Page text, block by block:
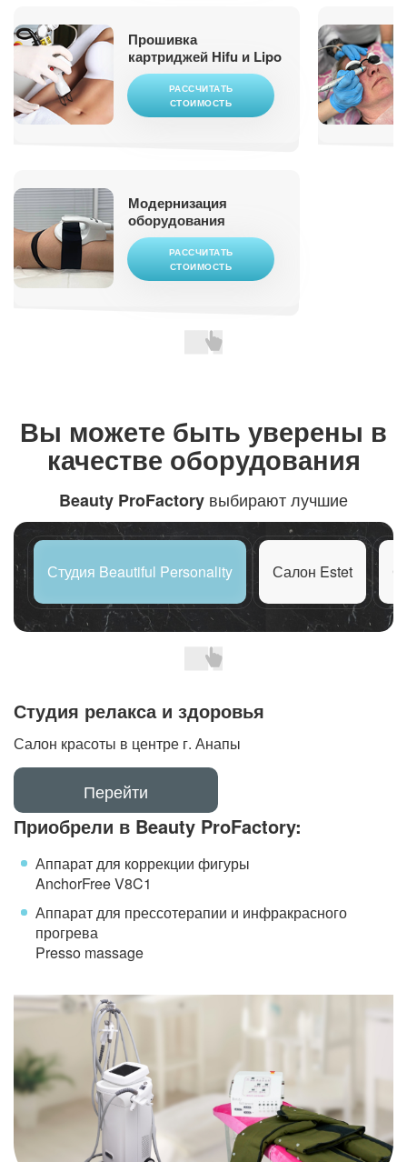
Прошивка
картриджей Hifu и Lipo
РАССЧИТАТЬ
СТОИМОСТЬ
Модернизация
оборудования
РАССЧИТАТЬ
СТОИМОСТЬ
Вы можете быть уверены в
качестве оборудования
Beauty ProFactory выбирают лучшие
Студия Beautiful Personality Салон Estet
Студия релакса и здоровья
Салон красоты в центре г. Анапы
Перейти
Приобрели в Beauty ProFactory:
Аппарат для коррекции фигуры
AnchorFree V8C1
Аппарат для прессотерапии и инфракрасного
прогрева
Presso massage